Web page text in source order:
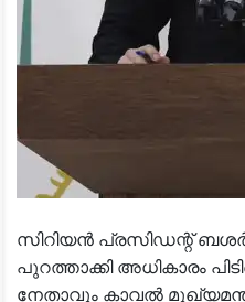
സിറിയന്‍ പ്രസിഡന്റ്
പുറത്താക്കി അധികാരം
നേതാവും കാവല്‍